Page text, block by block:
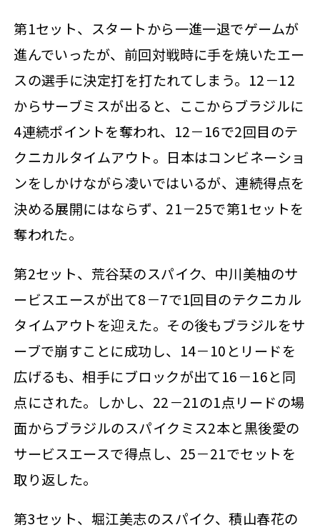
第1セット、スタートから一進一退でゲームが
進んでいったが、前回対戦時に手を焼いたエー
スの選手に決定打を打たれてしまう。12－12
からサーブミスが出ると、ここからブラジルに
4連続ポイントを奪われ、12－16で2回目のテ
クニカルタイムアウト。日本はコンビネーショ
ンをしかけながら凌いではいるが、連続得点を
決める展開にはならず、21－25で第1セットを
奪われた。
第2セット、荒谷栞のスパイク、中川美柚のサ
ービスエースが出て8－7で1回目のテクニカル
タイムアウトを迎えた。その後もブラジルをサ
ーブで崩すことに成功し、14－10とリードを
広げるも、相手にブロックが出て16－16と同
点にされた。しかし、22－21の1点リードの場
面からブラジルのスパイクミス2本と黒後愛の
サービスエースで得点し、25－21でセットを
取り返した。
第3セット、堀江美志のスパイク、積山春花の